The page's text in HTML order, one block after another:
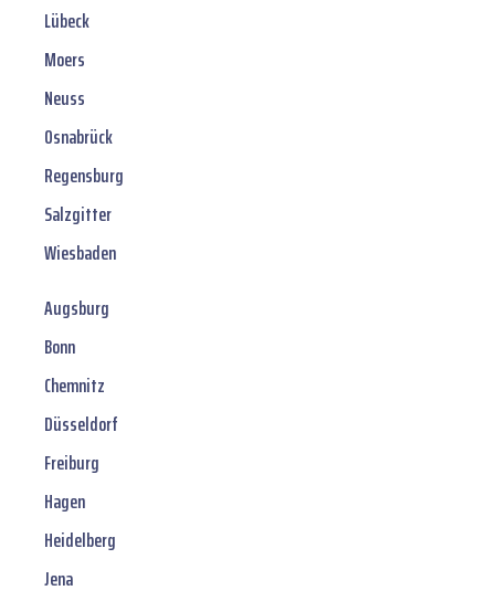
Lübeck
Moers
Neuss
Osnabrück
Regensburg
Salzgitter
Wiesbaden
Augsburg
Bonn
Chemnitz
Düsseldorf
Freiburg
Hagen
Heidelberg
Jena